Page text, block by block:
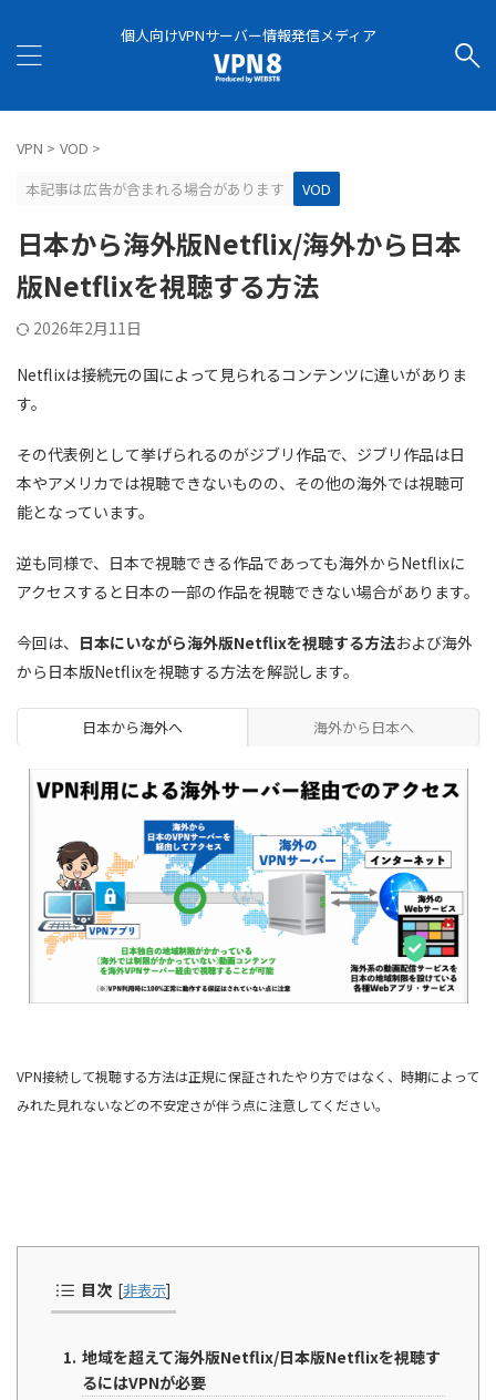
個人向けVPNサーバー情報発信メディア
VPN > VOD >
本記事は広告が含まれる場合があります
VOD
日本から海外版Netflix/海外から日本
版Netflixを視聴する方法
2026年2月11日
Netflixは接続元の国によって見られるコンテンツに違いがありま
す。
その代表例として挙げられるのがジブリ作品で、 ジブリ作品は日
本やアメリカでは視聴できないものの、その他の海外では視聴可
能となっています。
逆も同様で、日本で視聴できる作品であっても海外からNetflixに
アクセスすると日本の一部の作品を視聴できない場合があります。
今回は、 日本にいながら海外版Netflixを視聴する方法および海外
から日本版Netflixを視聴する方法を解説します。
日本から海外へ 海外から日本へ
VPN接続して視聴する方法は正規に保証されたやり方ではなく、時期によって
みれた見れないなどの不安定さが伴う点に注意してください。
目次 [非表示]
地域を超えて海外版Netflix/日本版Netflixを視聴す
るにはVPNが必要